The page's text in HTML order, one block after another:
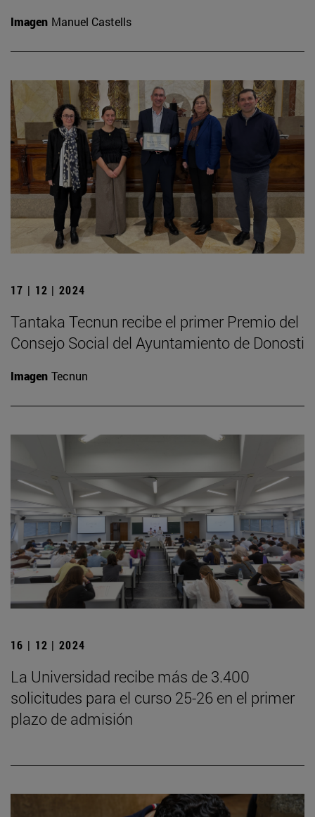
Imagen Manuel Castells
17 | 12 | 2024
Tantaka Tecnun recibe el primer Premio del
Consejo Social del Ayuntamiento de Donosti
Imagen Tecnun
16 | 12 | 2024
La Universidad recibe más de 3.400
solicitudes para el curso 25-26 en el primer
plazo de admisión